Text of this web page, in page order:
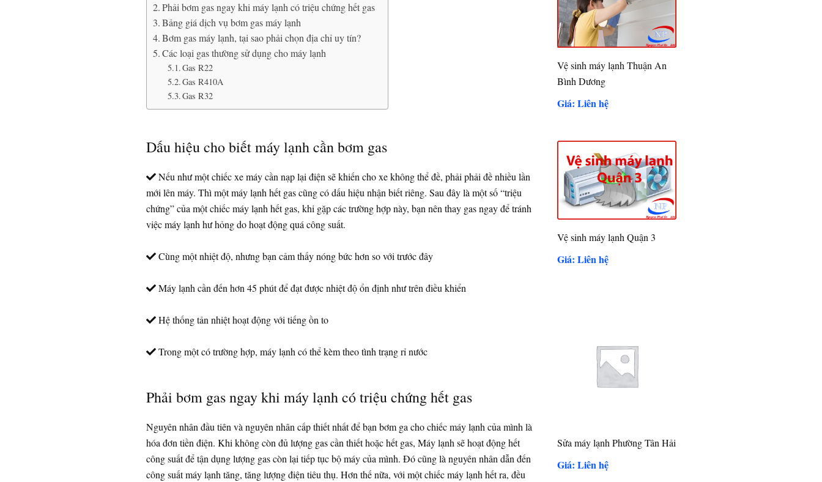
Phải bơm gas ngay khi máy lạnh có triệu chứng hết gas
Bảng giá dịch vụ bơm gas máy lạnh
Bơm gas máy lạnh, tại sao phải chọn địa chỉ uy tín?
Các loại gas thường sử dụng cho máy lạnh
Gas R22
Gas R410A
Gas R32
Dấu hiệu cho biết máy lạnh cần bơm gas
Nếu như một chiếc xe máy cần nạp lại điện sẽ khiến cho xe không thể đề, phải phải đề nhiều lần
mới lên máy. Thì một máy lạnh hết gas cũng có dấu hiệu nhận biết riêng. Sau đây là một số “triệu
chứng” của một chiếc máy lạnh hết gas, khi gặp các trường hợp này, bạn nên thay gas ngay để tránh
việc máy lạnh hư hỏng do hoạt động quá công suất.
Cùng một nhiệt độ, nhưng bạn cảm thấy nóng bức hơn so với trước đây
Máy lạnh cần đến hơn 45 phút để đạt được nhiệt độ ổn định như trên điều khiển
Hệ thống tản nhiệt hoạt động với tiếng ồn to
Trong một có trường hợp, máy lạnh có thể kèm theo tình trạng rỉ nước
Phải bơm gas ngay khi máy lạnh có triệu chứng hết gas
Nguyên nhân đầu tiên và nguyên nhân cấp thiết nhất để bạn bơm ga cho chiếc máy lạnh của mình là
hóa đơn tiền điện. Khi không còn đủ lượng gas cần thiết hoặc hết gas, Máy lạnh sẽ hoạt động hết
công suất để tận dụng lượng gas còn lại tiếp tục bộ máy của mình. Đó cũng là nguyên nhân dẫn đến
công suất máy lạnh tăng, tăng lượng điện tiêu thụ. Hơn thế nữa, với một chiếc máy lạnh hết ra, đều
Vệ sinh máy lạnh Thuận An
Bình Dương
Giá: Liên hệ
Vệ sinh máy lạnh Quận 3
Giá: Liên hệ
Sửa máy lạnh Phường Tân Hải
Giá: Liên hệ